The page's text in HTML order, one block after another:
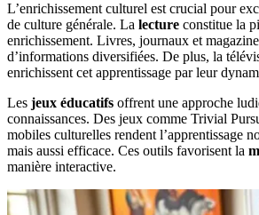
L’enrichissement culturel est crucial pour
de culture générale. La lecture constitue la
enrichissement. Livres, journaux et
d’informations diversifiées. De plus, la
enrichissent cet apprentissage par leur
Les jeux éducatifs offrent une approche
connaissances. Des jeux comme Trivial
mobiles culturelles rendent l’apprentissage
mais aussi efficace. Ces outils favorisent la
manière interactive.